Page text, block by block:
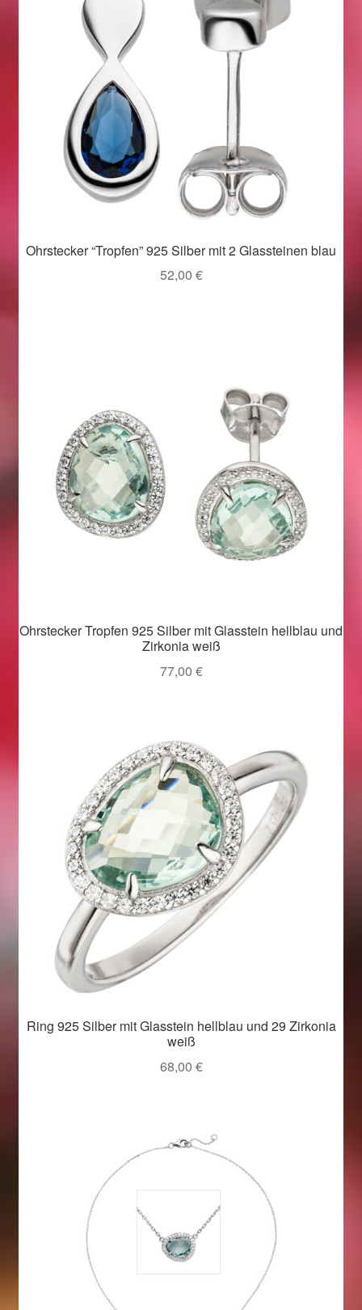
Ostergeschenke finden für Ostern 2022
Startseite
Startseite
Weihnachtsangebote 2015
Weihnachtsangebote 2016
Weihnachtsangebote 2017
Weihnachtsangebote 2020
Woocommerce Predictive Search
Ohrstecker “Tropfen” 925 Silber mit 2 Glassteinen blau
52,00 €
Ohrstecker Tropfen 925 Silber mit Glasstein hellblau und
Zirkonia weiß
77,00 €
Ring 925 Silber mit Glasstein hellblau und 29 Zirkonia
weiß
68,00 €